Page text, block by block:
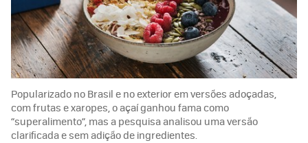
Popularizado no Brasil e no exterior em versões adoçadas,
com frutas e xaropes, o açaí ganhou fama como
“superalimento”, mas a pesquisa analisou uma versão
clarificada e sem adição de ingredientes.